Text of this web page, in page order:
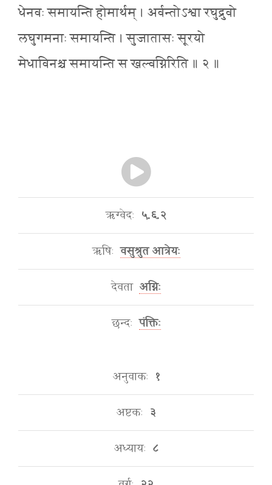
धेनवः समायन्ति होमार्थम् । अर्वन्तोऽश्वा रघुद्रुवो
लघुगमनाः समायन्ति । सुजातासः सूरयो
मेधाविनश्च समायन्ति स खल्वग्निरिति ॥ २ ॥
ऋग्वेदः ५.६.२
ऋषिः वसुश्रुत आत्रेयः
देवता अग्निः
छन्दः पंक्तिः
अनुवाकः १
अष्टकः ३
अध्यायः ८